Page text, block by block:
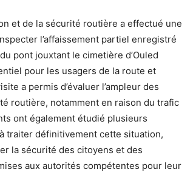
et de la sécurité routière a effectué une
l’affaissement partiel enregistré
pont jouxtant le cimetière d’Ouled
pour les usagers de la route et
a permis d’évaluer l’ampleur des
routière, notamment en raison du trafic
ont également étudié plusieurs
traiter définitivement cette situation,
la sécurité des citoyens et des
aux autorités compétentes pour leur